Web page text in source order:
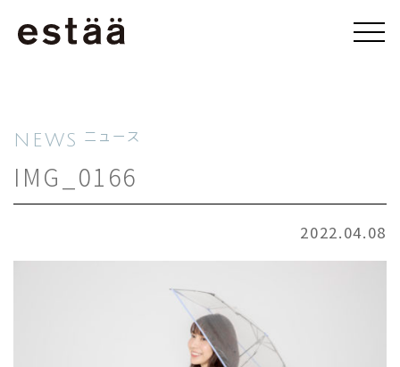
NEWS ニュース
IMG_0166
2022.04.08